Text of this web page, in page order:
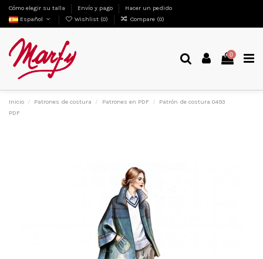
Cómo elegir su talla Envío y pago
Hacer un pedido
Español
Wishlist (0) Compare (0)
0
Inicio Patrones de costura Patrones en PDF
Patrón de costura 0493
PDF